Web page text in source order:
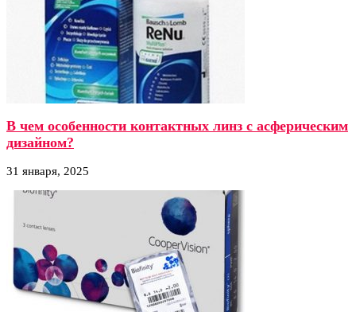
В чем особенности контактных линз с асферическим
дизайном?
31 января, 2025